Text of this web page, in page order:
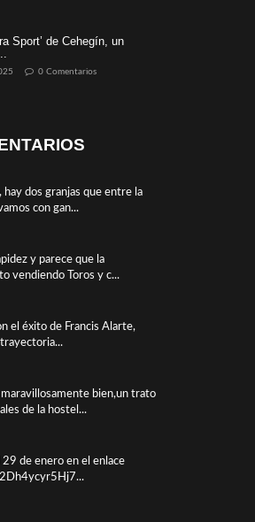
Sport’ de Cehegín, un
0 Comentarios
hay dos granjas que entre la
con gan...
y parece que la
vendiendo Toros y c...
el éxito de Francis Alarte,
bien,un trato
de la hostel...
de enero en el enlace